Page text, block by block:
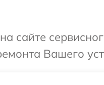
сайте
Вашего